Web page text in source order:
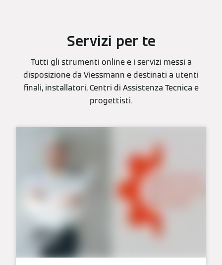
Servizi per te
Tutti gli strumenti online e i servizi messi a
disposizione da Viessmann e destinati a utenti
finali, installatori, Centri di Assistenza Tecnica e
progettisti.